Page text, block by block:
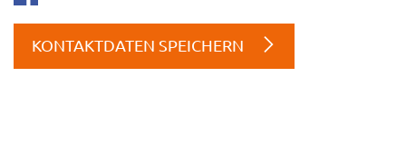
KONTAKTDATEN SPEICHERN